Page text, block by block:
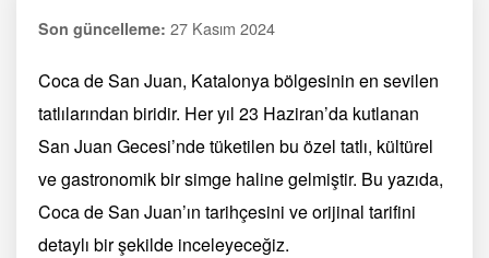
Son güncelleme: 27 Kasım 2024
Coca de San Juan, Katalonya bölgesinin en sevilen
tatlılarından biridir. Her yıl 23 Haziran’da kutlanan
San Juan Gecesi’nde tüketilen bu özel tatlı, kültürel
ve gastronomik bir simge haline gelmiştir. Bu yazıda,
Coca de San Juan’ın tarihçesini ve orijinal tarifini
detaylı bir şekilde inceleyeceğiz.